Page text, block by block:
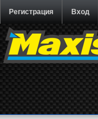
Регистрация Вход